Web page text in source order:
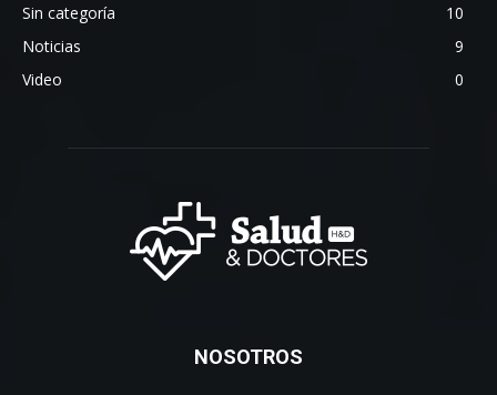
Sin categoría
10
Noticias
9
Video
0
NOSOTROS